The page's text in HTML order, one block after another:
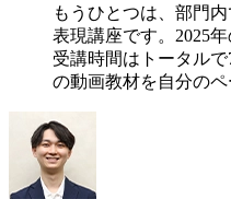
もうひとつは、部門
表現講座です。2025
受講時間はトータル
の動画教材を自分のペ